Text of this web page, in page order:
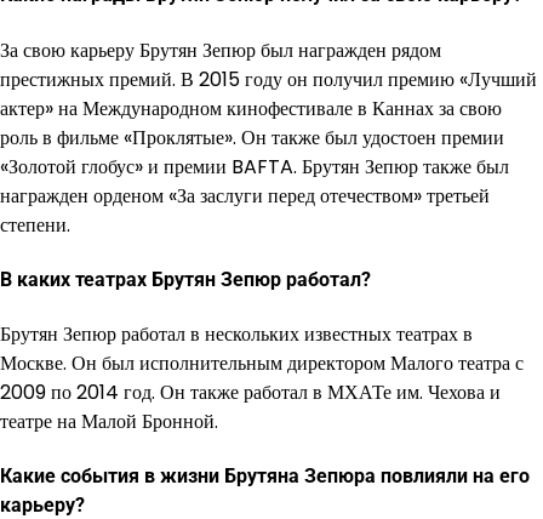
За свою карьеру Брутян Зепюр был награжден рядом
престижных премий. В 2015 году он получил премию «Лучший
актер» на Международном кинофестивале в Каннах за свою
роль в фильме «Проклятые». Он также был удостоен премии
«Золотой глобус» и премии BAFTA. Брутян Зепюр также был
награжден орденом «За заслуги перед отечеством» третьей
степени.
В каких театрах Брутян Зепюр работал?
Брутян Зепюр работал в нескольких известных театрах в
Москве. Он был исполнительным директором Малого театра с
2009 по 2014 год. Он также работал в МХАТе им. Чехова и
театре на Малой Бронной.
Какие события в жизни Брутяна Зепюра повлияли на его
карьеру?